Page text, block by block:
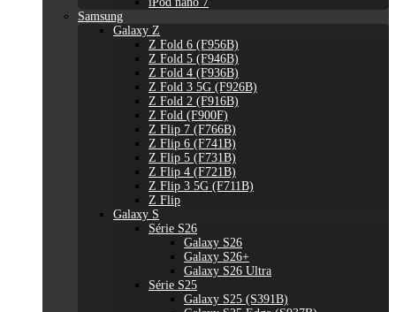
Samsung
Galaxy Z
Z Fold 6 (F956B)
Z Fold 5 (F946B)
Z Fold 4 (F936B)
Z Fold 3 5G (F926B)
Z Fold 2 (F916B)
Z Fold (F900F)
Z Flip 7 (F766B)
Z Flip 6 (F741B)
Z Flip 5 (F731B)
Z Flip 4 (F721B)
Z Flip 3 5G (F711B)
Z Flip
Galaxy S
Série S26
Galaxy S26
Galaxy S26+
Galaxy S26 Ultra
Série S25
Galaxy S25 (S391B)